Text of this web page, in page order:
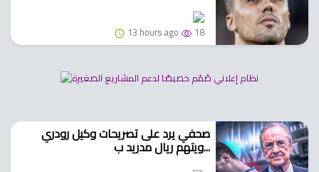
13 hours ago 18
صحفي يرد على تصريحات وكيل رودري
ويتهم ريال مدريد ب...